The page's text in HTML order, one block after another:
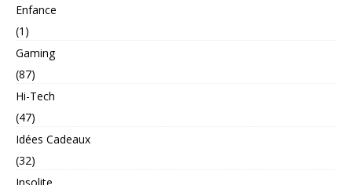
Enfance
(1)
Gaming
(87)
Hi-Tech
(47)
Idées Cadeaux
(32)